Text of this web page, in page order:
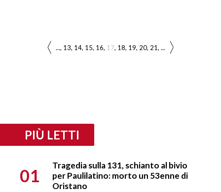
... 13 14 15 16 17 18 19 20 21 ...
PIÙ LETTI
01
Tragedia sulla 131, schianto al bivio
per Paulilatino: morto un 53enne di
Oristano